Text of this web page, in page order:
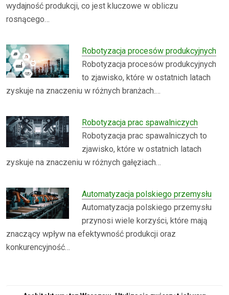
wydajność produkcji, co jest kluczowe w obliczu
rosnącego…
Robotyzacja procesów produkcyjnych
Robotyzacja procesów produkcyjnych
to zjawisko, które w ostatnich latach
zyskuje na znaczeniu w różnych branżach.…
Robotyzacja prac spawalniczych
Robotyzacja prac spawalniczych to
zjawisko, które w ostatnich latach
zyskuje na znaczeniu w różnych gałęziach…
Automatyzacja polskiego przemysłu
Automatyzacja polskiego przemysłu
przynosi wiele korzyści, które mają
znaczący wpływ na efektywność produkcji oraz
konkurencyjność…